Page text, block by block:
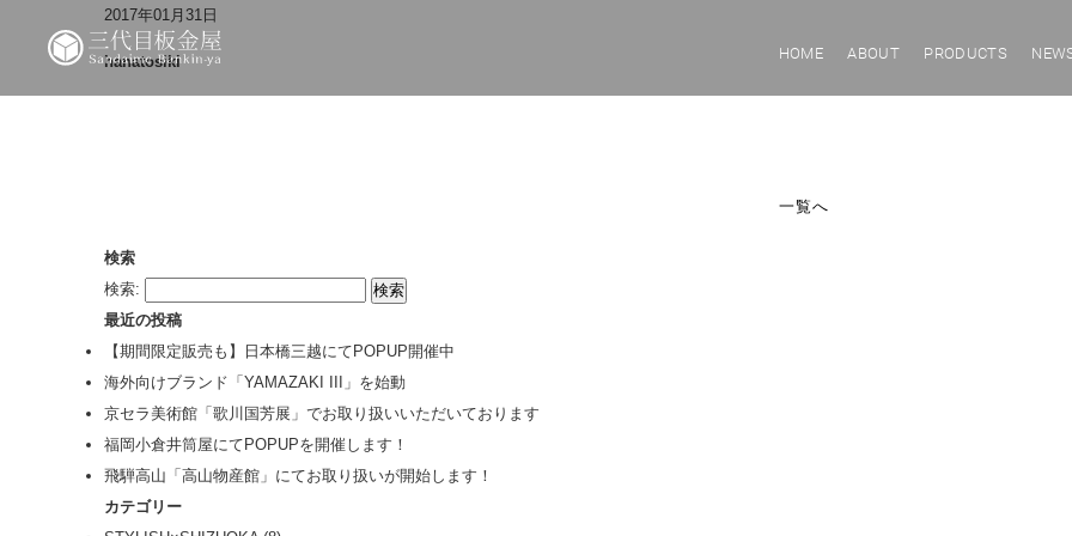
HOME ABOUT PRODUCTS
2017年01月31日
hanatosiki
一覧へ
検索
検索:
最近の投稿
【期間限定販売も】日本橋三越にてPOPUP開催中
海外向けブランド「YAMAZAKI III」を始動
京セラ美術館「歌川国芳展」でお取り扱いいただいております
福岡小倉井筒屋にてPOPUPを開催します！
飛騨高山「高山物産館」にてお取り扱いが開始します！
カテゴリー